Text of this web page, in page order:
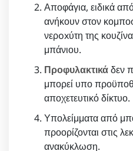
Αποφάγια, ειδικά
ανήκουν στον
νερoxύτη της
μπάνιου.
Προφυλακτικάδεν
μπορεί υπο
αποχετευτικό δίκτυο.
Υπολείμματα από
προορίζονται στις
ανακύκλωση.